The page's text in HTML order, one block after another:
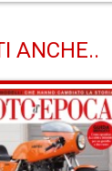
ANCHE..